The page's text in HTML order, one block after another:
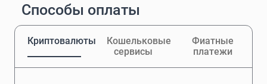
Способы оплаты
Криптовалюты
Кошельковые
сервисы
Фиатные
платежи